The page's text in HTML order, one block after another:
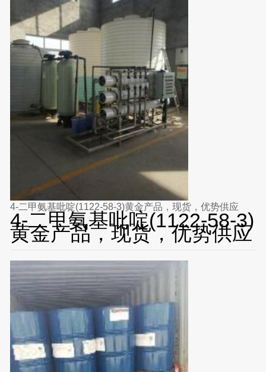
4-二甲氨基吡啶(1122-58-3)黄金产品，现货，优势供应
4-二甲氨基吡啶(1122-58-3)
黄金产品，现货，优势供应